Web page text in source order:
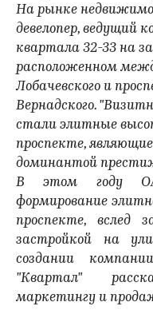
На рынке
девелопер, ведущий
квартала 32-33 на
расположенном
Лобачевского и
Вернадского.
стали элитные
проспекте,
доминантой
В этом году
формирование
проспекте, вслед
застройкой на
создании
"Квартал"
маркетингу и